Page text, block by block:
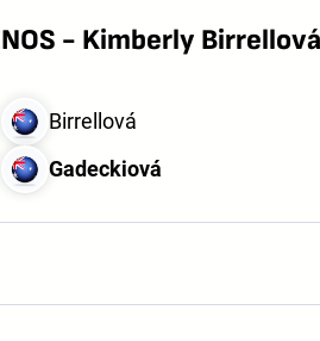
- Kimberly
Birrellová
Gadeckiová